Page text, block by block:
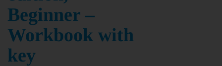
Beginner –
Workbook with
key